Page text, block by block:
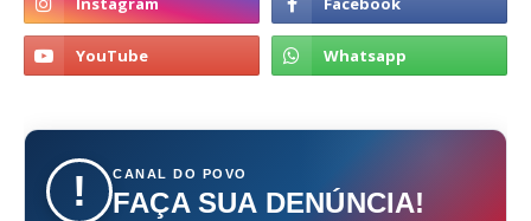
! CANAL DO POVO
FAÇA SUA DENÚNCIA!